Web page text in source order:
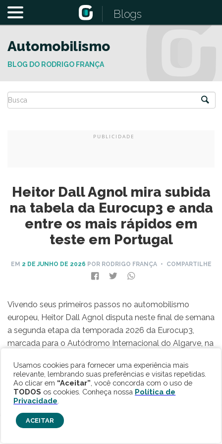
Blogs
Automobilismo
BLOG DO RODRIGO FRANÇA
Heitor Dall Agnol mira subida
na tabela da Eurocup3 e anda
entre os mais rápidos em
teste em Portugal
EM 2 DE JUNHO DE 2026 POR RODRIGO FRANÇA• COMPARTILHE
Vivendo seus primeiros passos no automobilismo
europeu, Heitor Dall Agnol disputa neste final de semana
a segunda etapa da temporada 2026 da Eurocup3,
marcada para o Autódromo Internacional do Algarve, na
realizada ao longo dessa terça-feira (2), o atual
campeão da F4 Brasil foi o terceiro melhor na primeira
das três sessões do dia.
Usamos cookies para fornecer uma experiência mais
relevante, lembrando suas preferências e visitas repetidas.
Ao clicar em “Aceitar” , você concorda com o uso de
TODOS os cookies. Conheça nossa Política de
Privacidade
ACEITAR